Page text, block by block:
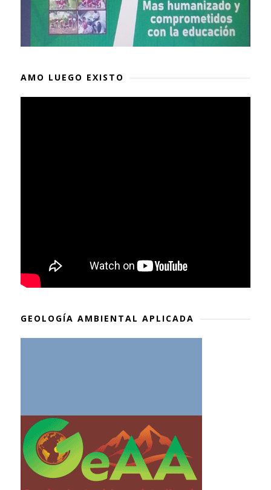
AMO LUEGO EXISTO
GEOLOGÍA AMBIENTAL APLICADA